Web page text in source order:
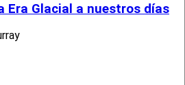
Era Glacial a nuestros días